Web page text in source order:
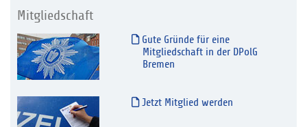
Mitgliedschaft
Gute Gründe für eine
Mitgliedschaft in der DPolG
Bremen
Jetzt Mitglied werden